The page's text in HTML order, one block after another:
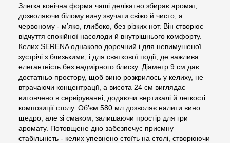
Злегка конічна форма чаші делікатно збирає аромат,
дозволяючи білому вину звучати свіжо й чисто, а
червоному - м’яко, глибоко, без різких нот. Він створює
відчуття спокійної насолоди й внутрішнього комфорту.
Келих SERENA однаково доречний і для невимушеної
зустрічі з близькими, і для святкової події, де важлива
елегантність без надмірного блиску. Діаметр 9 см дає
достатньо простору, щоб вино розкрилось у келиху, не
втрачаючи концентрації, а висота 24 см виглядає
витончено в сервіруванні, додаючи вертикалі й легкості
композиції столу. Об’єм 580 мл дозволяє налити вино
щедро, але зі смаком, залишаючи простір для гри
аромату. Потовщене дно забезпечує приємну
стабільність - келих упевнено стоїть на столі, створюючи